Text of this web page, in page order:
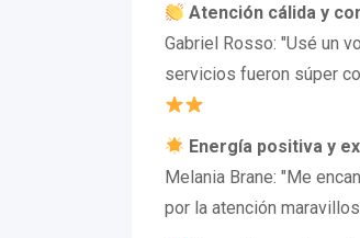
Atención cálida y
Gabriel Rosso: "Usé un
servicios fueron súper
Energía positiva y
Melania Brane: "Me
por la atención